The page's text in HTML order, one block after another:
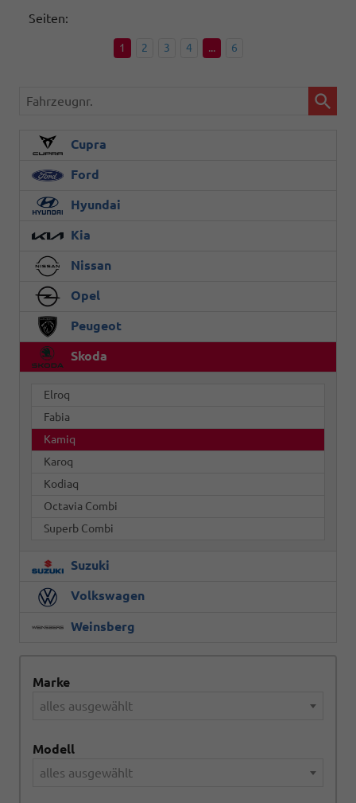
Seiten:
1 2 3 4 ... 6
Fahrzeugnr.
Cupra
Ford
Hyundai
Kia
Nissan
Opel
Peugeot
Skoda
Elroq
Fabia
Kamiq
Karoq
Kodiaq
Octavia Combi
Superb Combi
Suzuki
Volkswagen
Weinsberg
Marke
alles ausgewählt
Modell
alles ausgewählt